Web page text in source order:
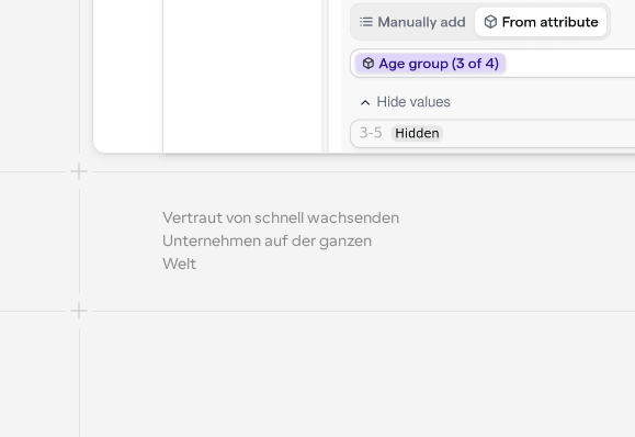
Vertraut von schnell wachsenden
Unternehmen auf der ganzen
Welt